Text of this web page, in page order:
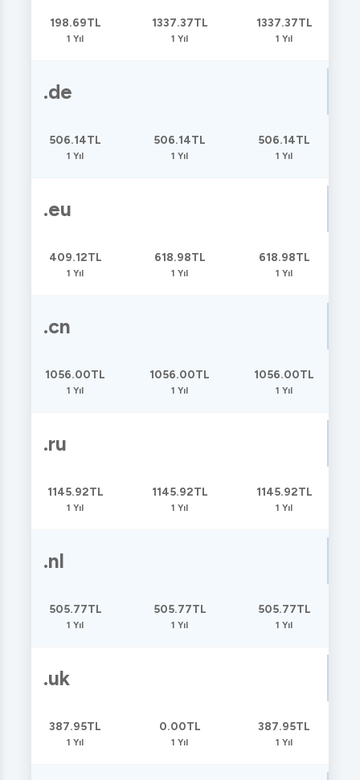
198.69TL
1 Yıl
1337.37TL
1 Yıl
1337.37TL
1 Yıl
.de
506.14TL
1 Yıl
506.14TL
1 Yıl
506.14TL
1 Yıl
.eu
409.12TL
1 Yıl
618.98TL
1 Yıl
618.98TL
1 Yıl
.cn
1056.00TL
1 Yıl
1056.00TL
1 Yıl
1056.00TL
1 Yıl
.ru
1145.92TL
1 Yıl
1145.92TL
1 Yıl
1145.92TL
1 Yıl
.nl
505.77TL
1 Yıl
505.77TL
1 Yıl
505.77TL
1 Yıl
.uk
387.95TL
1 Yıl
0.00TL
1 Yıl
387.95TL
1 Yıl